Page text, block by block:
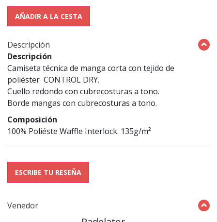
AÑADIR A LA CESTA
Descripción
Descripción
Camiseta técnica de manga corta con tejido de
poliéster CONTROL DRY.
Cuello redondo con cubrecosturas a tono.
Borde mangas con cubrecosturas a tono.
Composición
100% Poliéste Waffle Interlock. 135g/m²
ESCRIBE TU RESEÑA
Venedor